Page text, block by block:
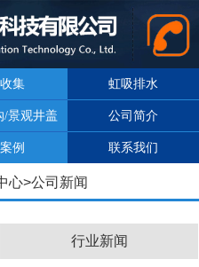
集 虹吸排水
/景观井盖 公司简介
例 联系我们
心>公司新闻
行业新闻